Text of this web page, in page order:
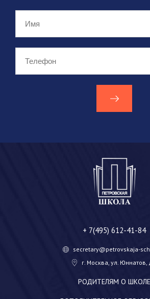
+ 7(495) 612-41-84
secretary@petrovskaja-
г. Москва, ул. Юннатов,
РОДИТЕЛЯМ О ШКОЛЕ